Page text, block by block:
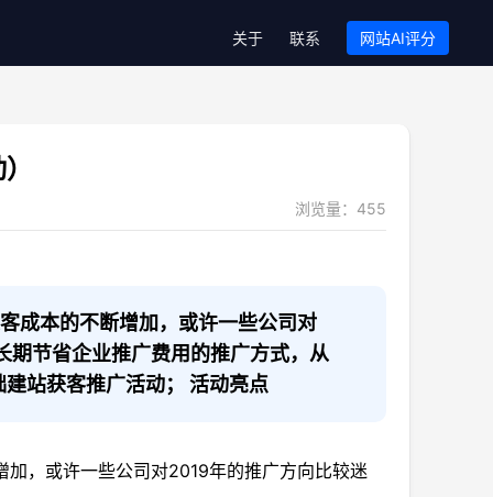
关于 联系 网站AI评分
浏览量： 455
成本的不断增加，或许一些公司对
期节省企业推广费用的推广方式，从
站获客推广活动； 活动亮点
，或许一些公司对2019年的推广方向比较迷